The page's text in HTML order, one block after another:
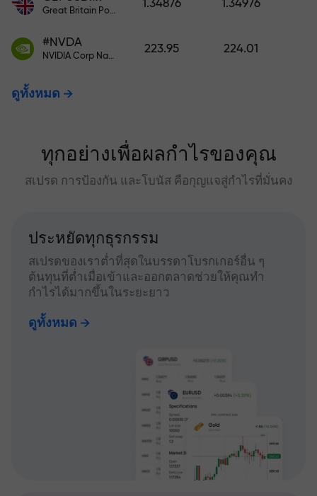
Great Britain Pound vs US Dollar
1.34876 1.34976
#NVDA
NVIDIA Corp Nasdaq Stock Exchange (Nasdaq) USD
223.95 224.01
ดูทั้งหมด
ทุกอย่างเพื่อผลกำไรของคุณ
สเปรด การป้องกัน และโบนัส คือกุญแจสู่กำไรที่มั่นคง
ประหยัดทุกธุรกรรม
สเปรดของเราต่ำที่สุดในบรรดาโบรกเกอร์อื่น ๆ
ต้นทุนที่ต่ำเมื่อเข้าและออกตลาดช่วยให้คุณทำ
กำไรได้มากขึ้นในระยะยาว
ดูทั้งหมด